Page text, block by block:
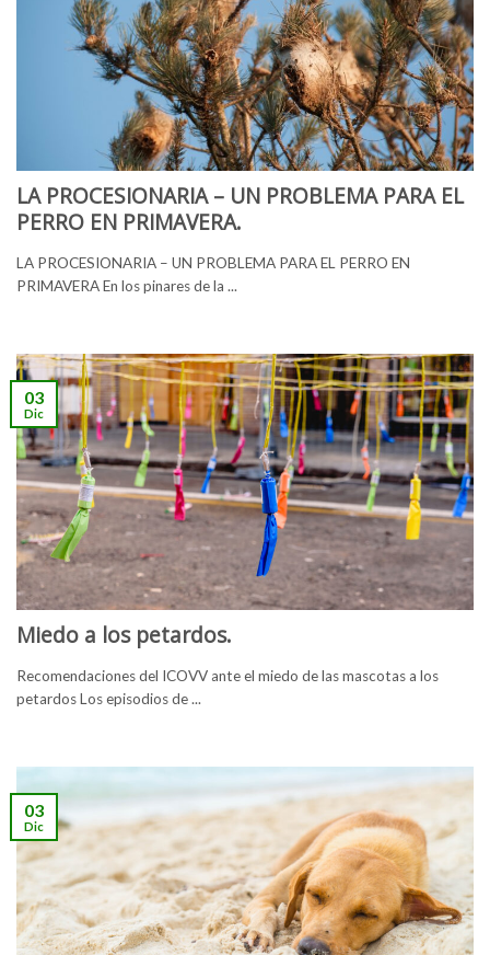
LA PROCESIONARIA – UN PROBLEMA PARA EL
PERRO EN PRIMAVERA.
LA PROCESIONARIA – UN PROBLEMA PARA EL PERRO EN
PRIMAVERA En los pinares de la ...
Miedo a los petardos.
Recomendaciones del ICOVV ante el miedo de las mascotas a los
petardos Los episodios de ...
03
Dic
03
Dic